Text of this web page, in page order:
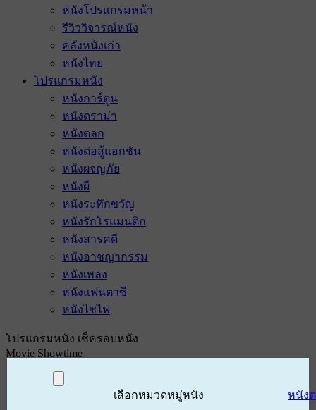
หนังโปรแกรมหน้า
รีวิววิจารณ์หนัง
คลังหนังเก่า
หนังไทย
โปรแกรมหนัง
หนังการ์ตูน
หนังดราม่า
หนังตลก
หนังต่อสู้แอกชัน
หนังผจญภัย
หนังผี
หนังระทึกขวัญ
หนังรักโรแมนติก
หนังสารคดี
หนังอาชญากรรม
หนังเพลง
หนังแฟนตาซี
หนังไซไฟ
โปรแกรมหนัง เช็ครอบหนัง
Movie Showtime
เลือกหมวดหมู่หนัง หนัง